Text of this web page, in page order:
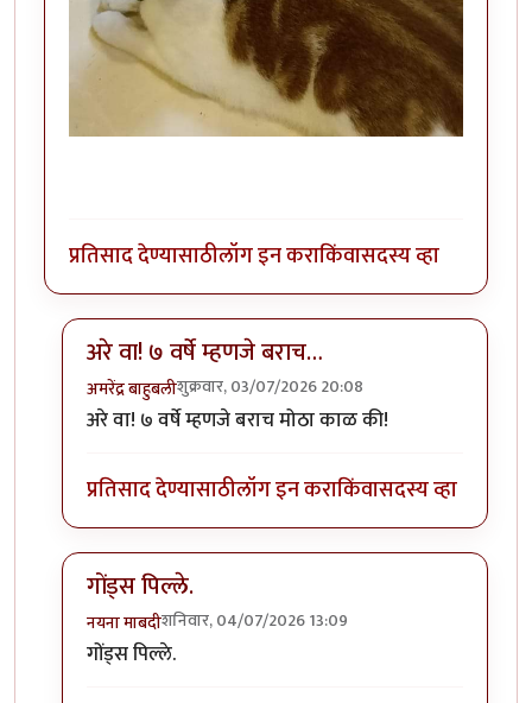
प्रतिसाद देण्यासाठीलॉग इन कराकिंवासदस्य व्हा
अरे वा! ७ वर्षे म्हणजे बराच…
अमरेंद्र बाहुबलीशुक्रवार, 03/07/2026 20:08
In reply toआमचे युवराज आणि प्रिन्सby
अरे वा! ७ वर्षे म्हणजे बराच मोठा काळ की!
प्रतिसाद देण्यासाठीलॉग इन कराकिंवासदस्य व्हा
गोंड्स पिल्ले.
नयना माबदीशनिवार, 04/07/2026 13:09
In reply to
गोंड्स पिल्ले.